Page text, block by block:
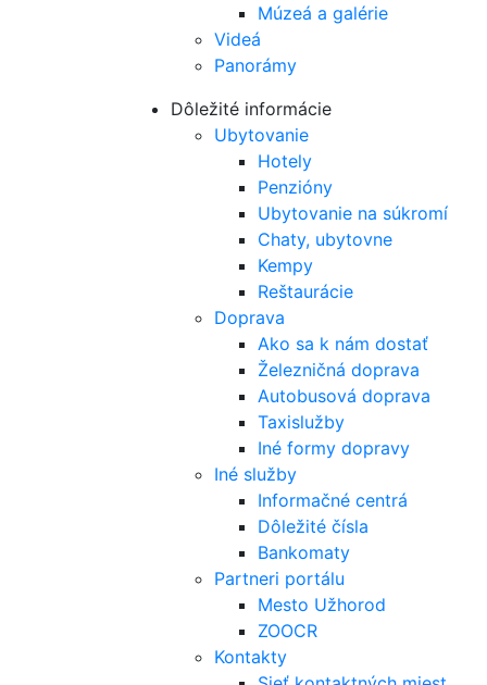
Múzeá a galérie
Videá
Panorámy
Dôležité informácie
Ubytovanie
Hotely
Penzióny
Ubytovanie na súkromí
Chaty, ubytovne
Kempy
Reštaurácie
Doprava
Ako sa k nám dostať
Železničná doprava
Autobusová doprava
Taxislužby
Iné formy dopravy
Iné služby
Informačné centrá
Dôležité čísla
Bankomaty
Partneri portálu
Mesto Užhorod
ZOOCR
Kontakty